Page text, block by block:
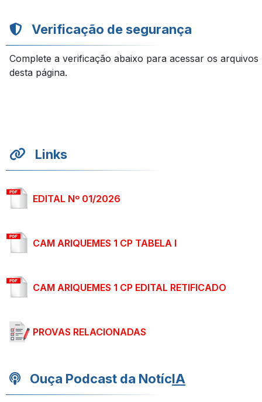
Verificação de segurança
Complete a verificação abaixo para acessar os arquivos
desta página.
Links
EDITAL Nº 01/2026
CAM ARIQUEMES 1 CP TABELA I
CAM ARIQUEMES 1 CP EDITAL RETIFICADO
PROVAS RELACIONADAS
Ouça Podcast da NotícIA